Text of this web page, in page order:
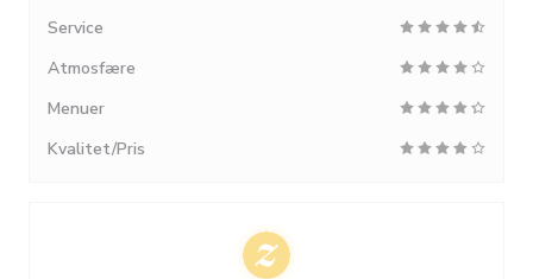
Service
Atmosfære
Menuer
Kvalitet/Pris